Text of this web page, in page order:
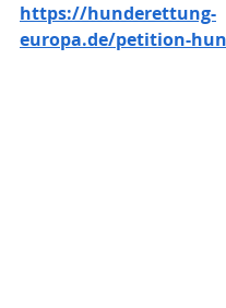
https://hunderettung-
europa.de/petition-